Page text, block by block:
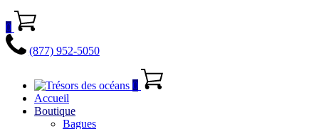
0
(877) 952-5050
0
Accueil
Boutique
Bagues